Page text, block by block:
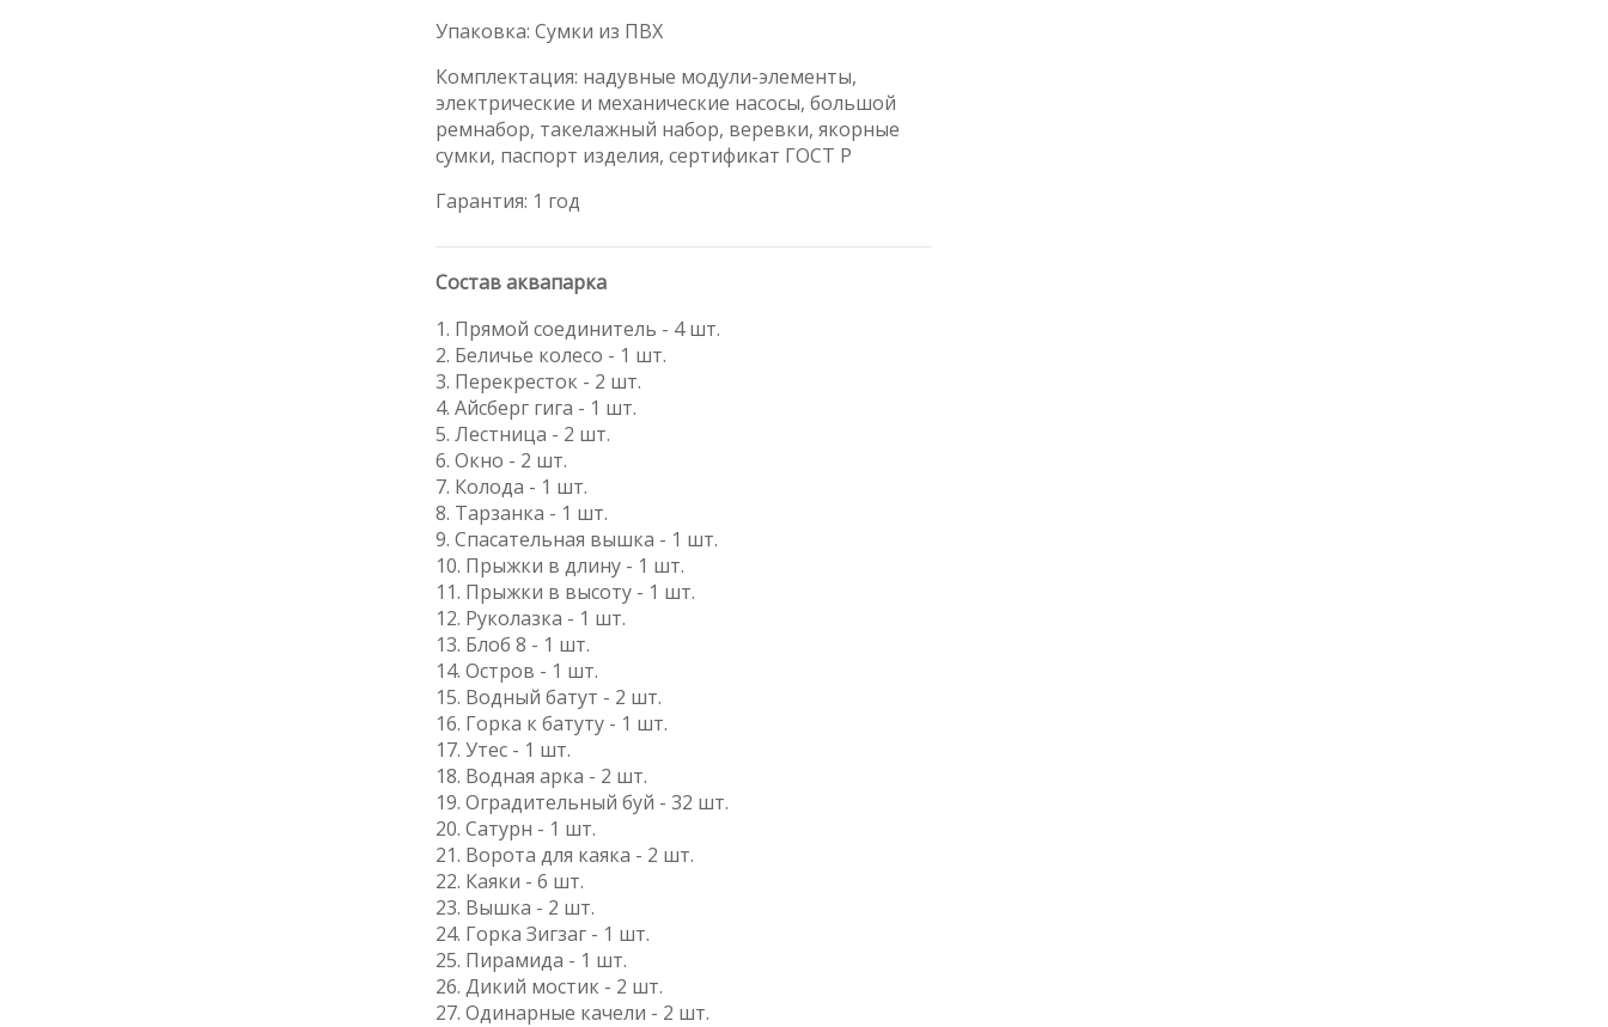
Упаковка: Сумки из ПВХ
Комплектация: надувные модули-элементы,
электрические и механические насосы, большой
ремнабор, такелажный набор, веревки, якорные
сумки, паспорт изделия, сертификат ГОСТ Р
Гарантия: 1 год
Состав аквапарка
1. Прямой соединитель - 4 шт.
2. Беличье колесо - 1 шт.
3. Перекресток - 2 шт.
4. Айсберг гига - 1 шт.
5. Лестница - 2 шт.
6. Окно - 2 шт.
7. Колода - 1 шт.
8. Тарзанка - 1 шт.
9. Спасательная вышка - 1 шт.
10. Прыжки в длину - 1 шт.
11. Прыжки в высоту - 1 шт.
12. Руколазка - 1 шт.
13. Блоб 8 - 1 шт.
14. Остров - 1 шт.
15. Водный батут - 2 шт.
16. Горка к батуту - 1 шт.
17. Утес - 1 шт.
18. Водная арка - 2 шт.
19. Оградительный буй - 32 шт.
20. Сатурн - 1 шт.
21. Ворота для каяка - 2 шт.
22. Каяки - 6 шт.
23. Вышка - 2 шт.
24. Горка Зигзаг - 1 шт.
25. Пирамида - 1 шт.
26. Дикий мостик - 2 шт.
27. Одинарные качели - 2 шт.